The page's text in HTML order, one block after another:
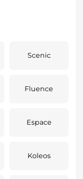
Scenic
Fluence
Espace
Koleos